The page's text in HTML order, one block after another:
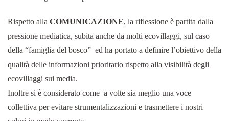
Rispetto alla COMUNICAZIONE, la riflessione è partita dalla
pressione mediatica, subita anche da molti ecovillaggi, sul caso
della “famiglia del bosco” ed ha portato a definire l’obiettivo della
qualità delle informazioni prioritario rispetto alla visibilità degli
ecovillaggi sui media.
Inoltre si è considerato come a volte sia meglio una voce
collettiva per evitare strumentalizzazioni e trasmettere i nostri